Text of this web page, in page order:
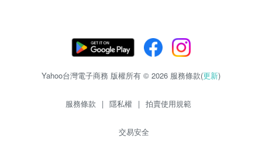
Yahoo台灣電子商務 版權所有 © 2026 服務條款(更新)
服務條款 | 隱私權 | 拍賣使用規範
交易安全